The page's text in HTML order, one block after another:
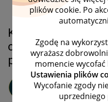
plików cookie. Po
Zgodę na
wyrażasz
momencie
Ustawienia plików
Wycofanie zgody
uprzedniego
Ktoś wie gdzie
obsługę i brak
pracowników
Ninawwa
#7 Wielbiciel